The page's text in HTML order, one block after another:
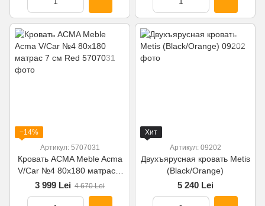
−14%
Артикул: 5707031
Кровать ACMA Meble Acma
V/Car №4 80x180 матрас 7
см Red
3 999 Lei 4 670 Lei
Хит
Артикул: 09202
Двухъярусная кровать Metis
(Black/Orange)
5 240 Lei